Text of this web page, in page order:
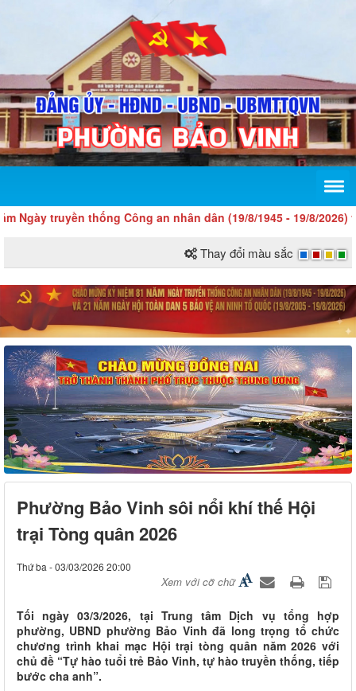
thống Công an nhân dân (19/8/1945 - 19/8/2026) và 21
Thay đổi màu sắc
Phường Bảo Vinh sôi nổi khí thế Hội
trại Tòng quân 2026
Thứ ba - 03/03/2026 20:00
Xem với cỡ chữ
Tối ngày 03/3/2026, tại Trung tâm Dịch vụ tổng hợp
phường, UBND phường Bảo Vinh đã long trọng tổ chức
chương trình khai mạc Hội trại tòng quân năm 2026 với
chủ đề “Tự hào tuổi trẻ Bảo Vinh, tự hào truyền thống, tiếp
bước cha anh”.